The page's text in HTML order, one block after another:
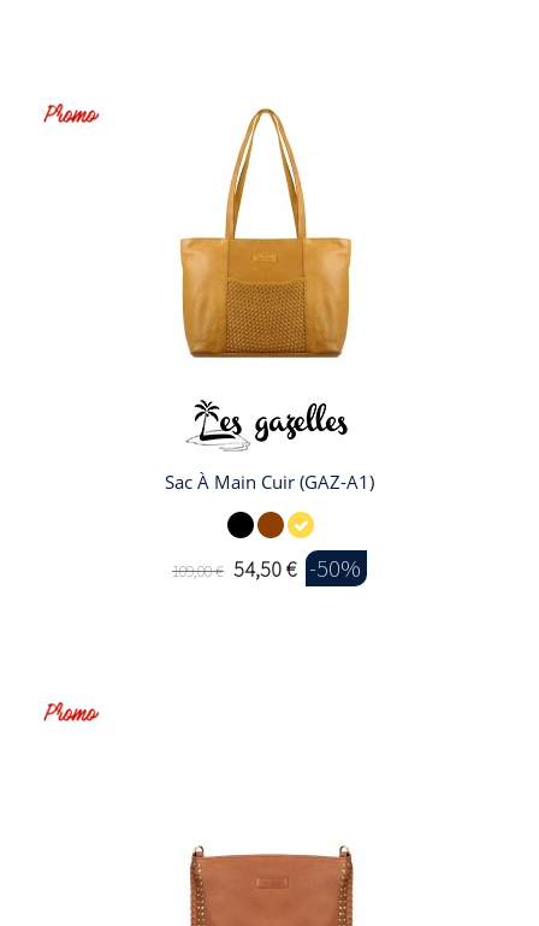
Sac À Main Cuir (GAZ-A1)
109,00 € 54,50 € -50%